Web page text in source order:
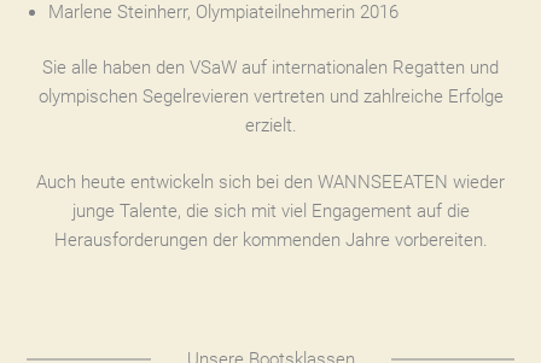
Marlene Steinherr, Olympiateilnehmerin 2016
Sie alle haben den VSaW auf internationalen Regatten und
olympischen Segelrevieren vertreten und zahlreiche Erfolge
erzielt.
Auch heute entwickeln sich bei den WANNSEEATEN wieder
junge Talente, die sich mit viel Engagement auf die
Herausforderungen der kommenden Jahre vorbereiten.